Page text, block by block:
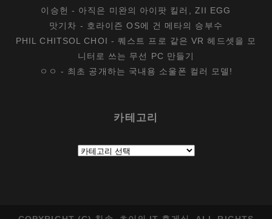
이승헌 - 아직은 미완의 아이팟 킬러, ZII EGG
맛기차 - 호라이즌 OS에 건 메타의 승부수
PHIL CHITSOL CHOI -퀘스트 프로 같은 VR 헤드셋을 모
니터로 쓰는 무선 PC 만들기
ㅇㅇ - 최초 공개하는 국내용 소울폰 컬러 모델!
카테고리
테